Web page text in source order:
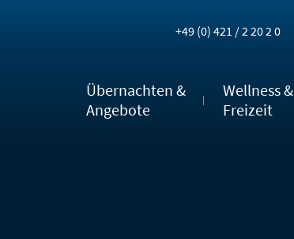
Übernachten &
Angebote
Wellness &
Freizeit
+49 (0) 421 / 2 20 2 0